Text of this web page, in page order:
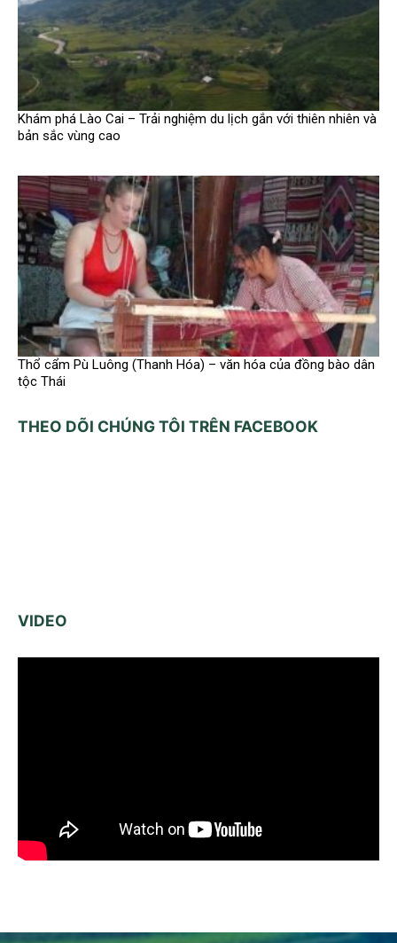
Khám phá Lào Cai – Trải nghiệm du lịch gắn với thiên nhiên và
bản sắc vùng cao
Thổ cẩm Pù Luông (Thanh Hóa) – văn hóa của đồng bào dân
tộc Thái
THEO DÕI CHÚNG TÔI TRÊN FACEBOOK
VIDEO